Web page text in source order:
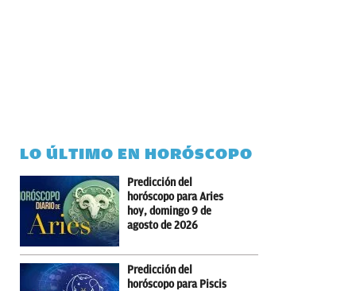
LO ÚLTIMO EN HORÓSCOPO
Predicción del
horóscopo para Aries
hoy, domingo 9 de
agosto de 2026
Predicción del
horóscopo para Piscis